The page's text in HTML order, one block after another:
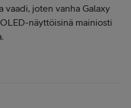
vaadi, joten vanha Galaxy
näyttöisinä mainiosti